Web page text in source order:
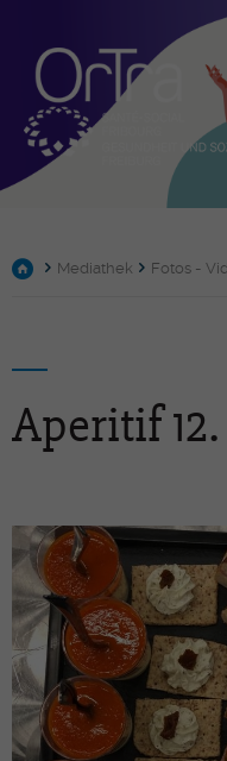
Mediathek Fotos -
Aperitif 12.